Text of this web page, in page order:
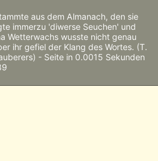
aus dem Almanach, den sie
immerzu 'diwerse Seuchen' und
Wetterwachs wusste nicht genau
ihr gefiel der Klang des Wortes. (T.
- Seite in 0.0015 Sekunden